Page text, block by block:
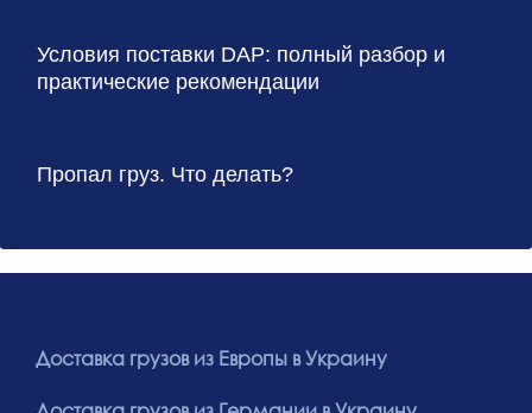
Условия поставки DAP: полный разбор и
практические рекомендации
Пропал груз. Что делать?
Доставка грузов из Европы в Украину